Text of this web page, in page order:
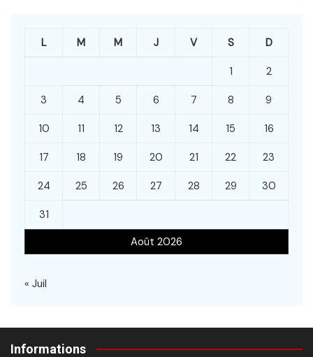
Août 2026
L M M J V S D
1 2
3 4 5 6 7 8 9
10 11 12 13 14 15 16
17 18 19 20 21 22 23
24 25 26 27 28 29 30
31
« Juil
Informations